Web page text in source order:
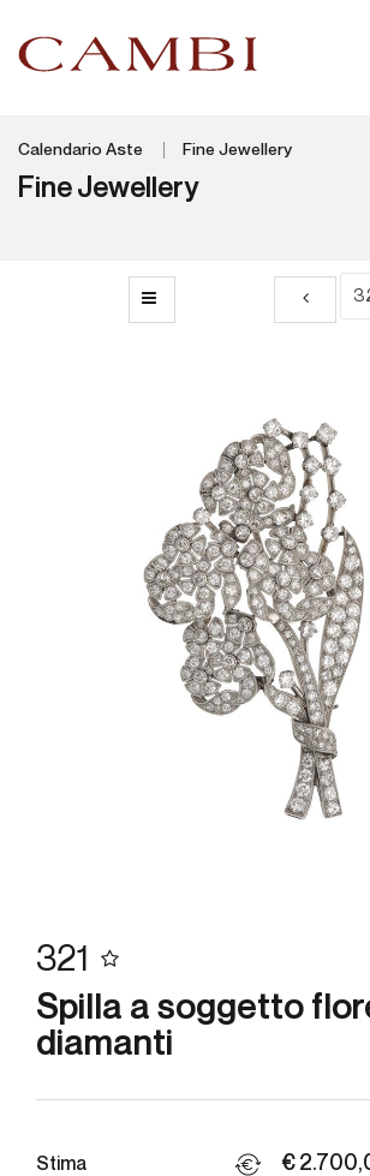
Calendario Aste Fine Jewellery
Fine Jewellery
321
Spilla a soggetto
diamanti
€
Stima